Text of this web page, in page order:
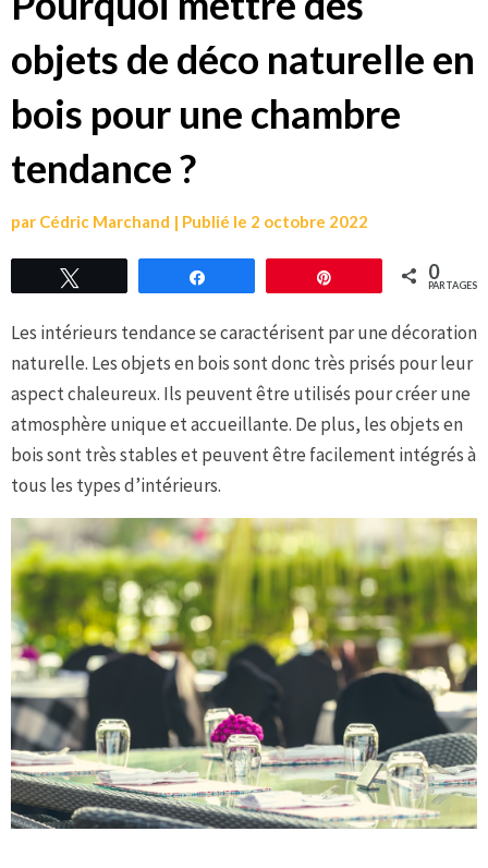
objets de déco naturelle en
bois pour une chambre
tendance ?
par Cédric Marchand | Publié le 2 octobre 2022
0
PARTAGES
Les intérieurs tendance se caractérisent par une décoration
naturelle. Les objets en bois sont donc très prisés pour leur
aspect chaleureux. Ils peuvent être utilisés pour créer une
atmosphère unique et accueillante. De plus, les objets en
bois sont très stables et peuvent être facilement intégrés à
tous les types d’intérieurs.